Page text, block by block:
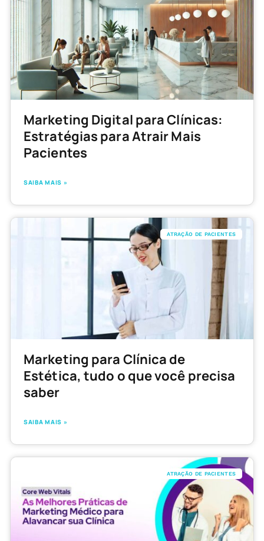
Marketing Digital para Clínicas:
Estratégias para Atrair Mais
Pacientes
SAIBA MAIS »
ATRAÇÃO DE PACIENTES
Marketing para Clínica de
Estética, tudo o que você precisa
saber
SAIBA MAIS »
ATRAÇÃO DE PACIENTES